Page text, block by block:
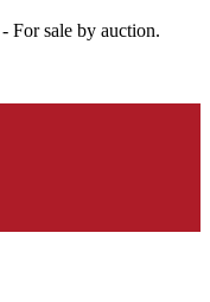
For sale by auction.